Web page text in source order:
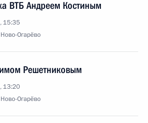
ВТБ Андреем Костиным
15:35
Огарёво
Решетниковым
13:20
Огарёво